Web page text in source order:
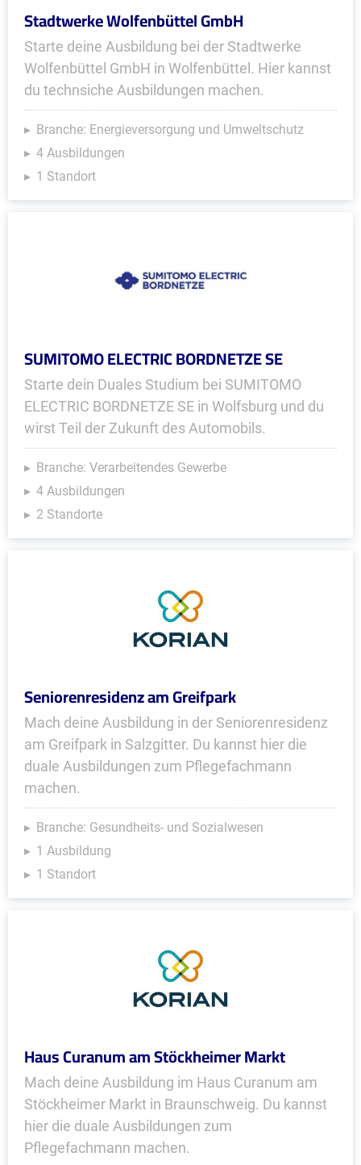
Stadtwerke Wolfenbüttel GmbH
Starte deine Ausbildung bei der Stadtwerke
Wolfenbüttel GmbH in Wolfenbüttel. Hier kannst
du technsiche Ausbildungen machen.
Branche: Energieversorgung und Umweltschutz
4 Ausbildungen
1 Standort
SUMITOMO ELECTRIC BORDNETZE SE
Starte dein Duales Studium bei SUMITOMO
ELECTRIC BORDNETZE SE in Wolfsburg und du
wirst Teil der Zukunft des Automobils.
Branche: Verarbeitendes Gewerbe
4 Ausbildungen
2 Standorte
Seniorenresidenz am Greifpark
Mach deine Ausbildung in der Seniorenresidenz
am Greifpark in Salzgitter. Du kannst hier die
duale Ausbildungen zum Pflegefachmann
machen.
Branche: Gesundheits- und Sozialwesen
1 Ausbildung
1 Standort
Haus Curanum am Stöckheimer Markt
Mach deine Ausbildung im Haus Curanum am
Stöckheimer Markt in Braunschweig. Du kannst
hier die duale Ausbildungen zum
Pflegefachmann machen.